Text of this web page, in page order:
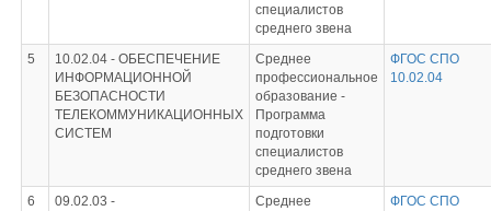
специалистов
среднего звена
5 10.02.04 - ОБЕСПЕЧЕНИЕ
ИНФОРМАЦИОННОЙ
БЕЗОПАСНОСТИ
ТЕЛЕКОММУНИКАЦИОННЫХ
СИСТЕМ
Среднее
профессиональное
образование -
Программа
подготовки
специалистов
среднего звена
ФГОС СПО
10.02.04
6
09.02.03 -
Среднее
ФГОС СПО